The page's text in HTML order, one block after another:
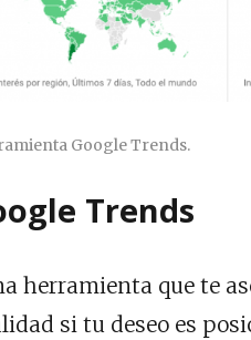
Google Trends.
Trends
herramienta que te
si tu deseo es